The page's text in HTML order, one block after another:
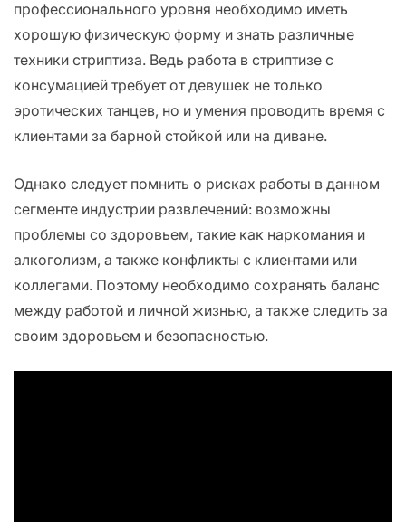
профессионального уровня необходимо иметь
хорошую физическую форму и знать различные
техники стриптиза. Ведь работа в стриптизе с
консумацией требует от девушек не только
эротических танцев, но и умения проводить время с
клиентами за барной стойкой или на диване.
Однако следует помнить о рисках работы в данном
сегменте индустрии развлечений: возможны
проблемы со здоровьем, такие как наркомания и
алкоголизм, а также конфликты с клиентами или
коллегами. Поэтому необходимо сохранять баланс
между работой и личной жизнью, а также следить за
своим здоровьем и безопасностью.